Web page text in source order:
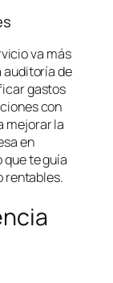
va más
auditoría de
gastos
con
mejorar la
en
te guía
rentables.